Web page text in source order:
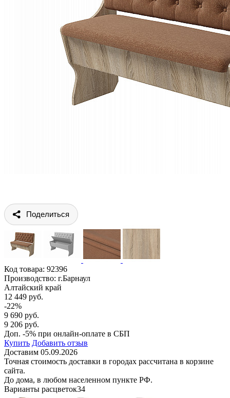
Поделиться
Код товара: 92396
Производство: г.Барнаул
Алтайский край
12 449 руб.
-22%
9 690 руб.
9 206 руб.
Доп. -5% при онлайн-оплате в СБП
Купить Добавить отзыв
Доставим 05.09.2026
Точная стоимость доставки в городах рассчитана в корзине
сайта.
До дома, в любом населенном пункте РФ.
Варианты расцветок34